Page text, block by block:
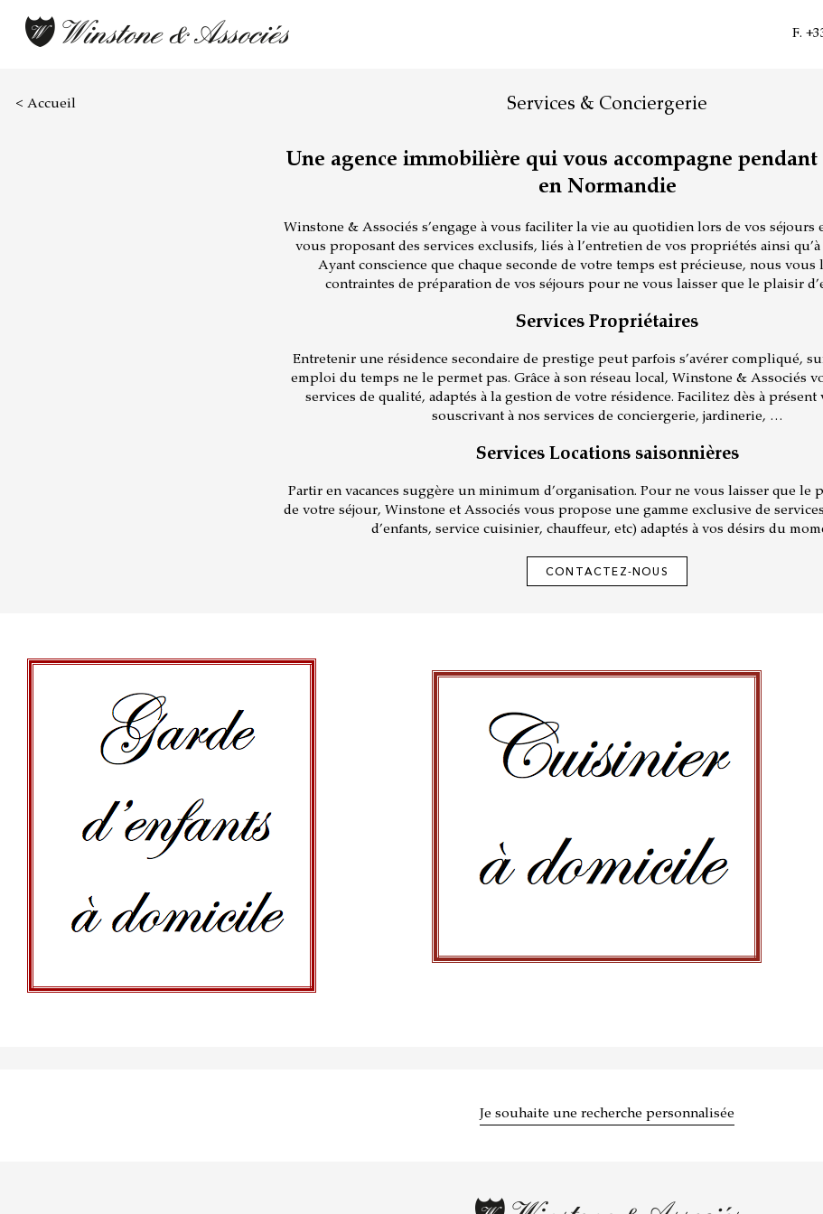
F.
< Accueil Services & Conciergerie
Une agence immobilière qui vous accompagne pendant
en Normandie
Winstone & Associés s’engage à vous faciliter la vie au quotidien lors de vos séjours
vous proposant des services exclusifs, liés à l’entretien de vos propriétés ainsi
Ayant conscience que chaque seconde de votre temps est précieuse, nous vous
contraintes de préparation de vos séjours pour ne vous laisser que le plaisir
Services Propriétaires
Entretenir une résidence secondaire de prestige peut parfois s’avérer compliqué,
emploi du temps ne le permet pas. Grâce à son réseau local, Winstone & Associés
services de qualité, adaptés à la gestion de votre résidence. Facilitez dès à présent
souscrivant à nos services de conciergerie, jardinerie, …
Services Locations saisonnières
Partir en vacances suggère un minimum d’organisation. Pour ne vous laisser que
de votre séjour, Winstone et Associés vous propose une gamme exclusive de
d’enfants, service cuisinier, chauffeur, etc) adaptés à vos désirs du
CONTACTEZ-NOUS
Garde d'enfant à domicile
expérimentées.
de renseignements.
Je souhaite une recherche personnalisée